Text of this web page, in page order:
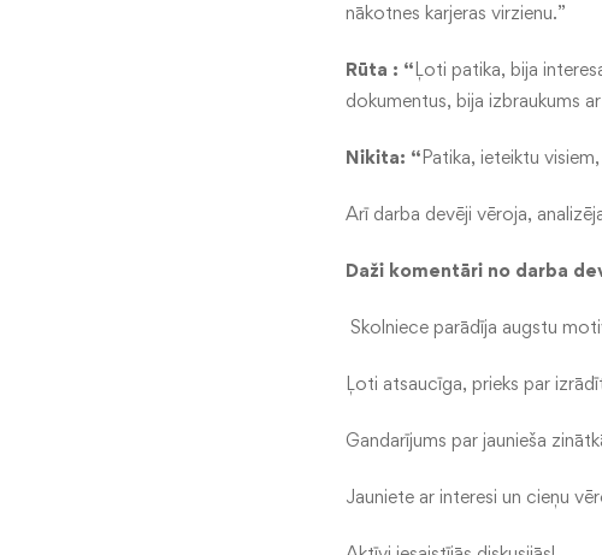
nākotnes karjeras virzienu.”
Rūta : “Ļoti patika, bija
dokumentus, bija izbraukums
Nikita: “Patika, ieteiktu
Arī darba devēji vēroja,
Daži komentāri no darba
Skolniece parādīja augstu
Ļoti atsaucīga, prieks par
Gandarījums par jaunieša
Jauniete ar interesi un cieņu